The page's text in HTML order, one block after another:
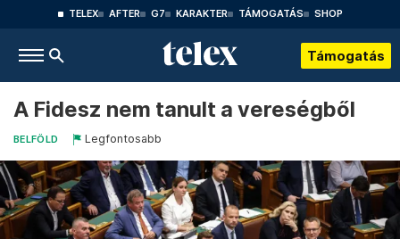
TELEX AFTER G7 KARAKTER TÁMOGATÁS SHOP
Támogatás
A Fidesz nem tanult a vereségből
BELFÖLD Legfontosabb